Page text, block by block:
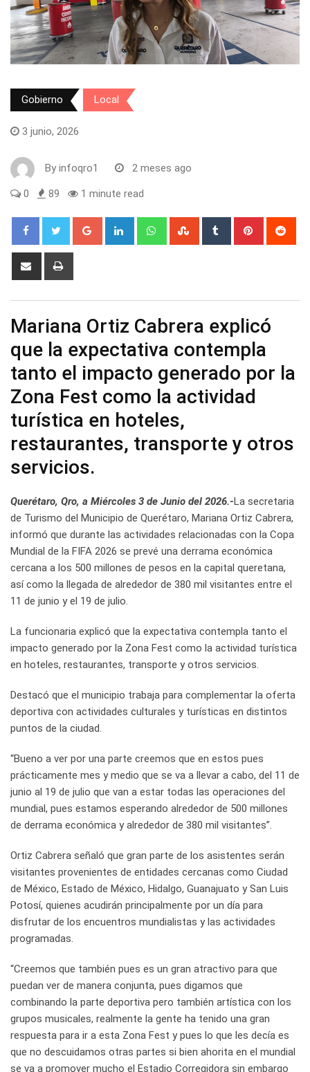
Gobierno Local
3 junio, 2026
By infoqro1 2 meses ago
0 89 1 minute read
Google+ LinkedIn WhatsappStumbleUpon
Tumblr Pinterest
Share
Mariana Ortiz Cabrera explicó
que la expectativa contempla
tanto el impacto generado por la
Zona Fest como la actividad
turística en hoteles,
restaurantes, transporte y otros
servicios.
Querétaro, Qro, a Miércoles 3 de Junio del 2026.-La secretaria
de Turismo del Municipio de Querétaro, Mariana Ortiz Cabrera,
informó que durante las actividades relacionadas con la Copa
Mundial de la FIFA 2026 se prevé una derrama económica
cercana a los 500 millones de pesos en la capital queretana,
así como la llegada de alrededor de 380 mil visitantes entre el
11 de junio y el 19 de julio.
La funcionaria explicó que la expectativa contempla tanto el
impacto generado por la Zona Fest como la actividad turística
en hoteles, restaurantes, transporte y otros servicios.
Destacó que el municipio trabaja para complementar la oferta
deportiva con actividades culturales y turísticas en distintos
puntos de la ciudad.
“Bueno a ver por una parte creemos que en estos pues
prácticamente mes y medio que se va a llevar a cabo, del 11 de
junio al 19 de julio que van a estar todas las operaciones del
mundial, pues estamos esperando alrededor de 500 millones
de derrama económica y alrededor de 380 mil visitantes”.
Ortiz Cabrera señaló que gran parte de los asistentes serán
visitantes provenientes de entidades cercanas como Ciudad
de México, Estado de México, Hidalgo, Guanajuato y San Luis
Potosí, quienes acudirán principalmente por un día para
disfrutar de los encuentros mundialistas y las actividades
programadas.
“Creemos que también pues es un gran atractivo para que
puedan ver de manera conjunta, pues digamos que
combinando la parte deportiva pero también artística con los
grupos musicales, realmente la gente ha tenido una gran
respuesta para ir a esta Zona Fest y pues lo que les decía es
que no descuidamos otras partes si bien ahorita en el mundial
se va a promover mucho el Estadio Corregidora sin embargo